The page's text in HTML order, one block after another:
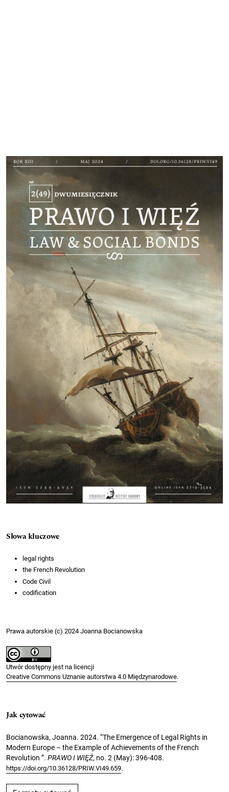
Cover image
Słowa kluczowe
legal rights
the French Revolution
Code Civil
codification
Prawa autorskie (c) 2024 Joanna Bocianowska
Utwór dostępny jest na licencji
Creative Commons Uznanie autorstwa 4.0 Międzynarodowe.
Jak cytować
Bocianowska, Joanna. 2024. “The Emergence of Legal Rights in
Modern Europe – the Example of Achievements of the French
Revolution ”. PRAWO I WIĘŹ, no. 2 (May): 396-408.
https://doi.org/10.36128/PRIW.VI49.659.